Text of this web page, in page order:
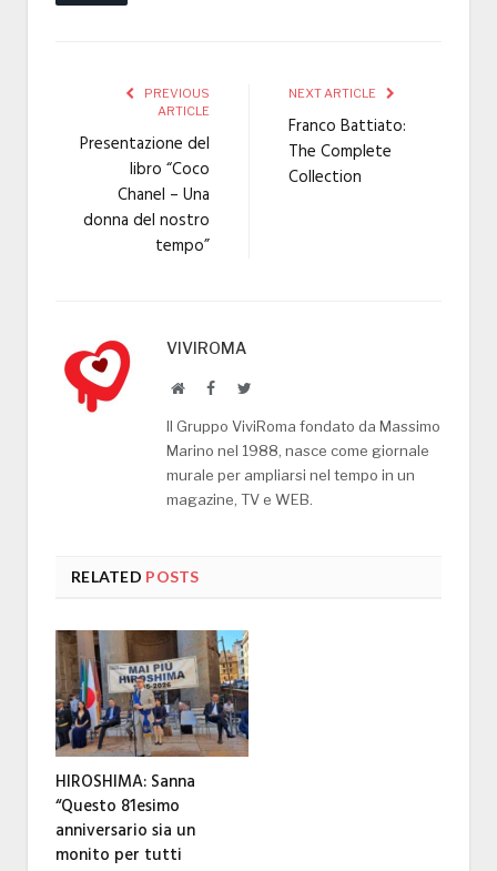
PREVIOUS
ARTICLE
Presentazione del
libro “Coco
Chanel – Una
donna del nostro
tempo”
NEXT ARTICLE
Franco Battiato:
The Complete
Collection
VIVIROMA
WebsiteFacebookTwitter
Il Gruppo ViviRoma fondato da Massimo
Marino nel 1988, nasce come giornale
murale per ampliarsi nel tempo in un
magazine, TV e WEB.
RELATED POSTS
HIROSHIMA: Sanna
“Questo 81esimo
anniversario sia un
monito per tutti